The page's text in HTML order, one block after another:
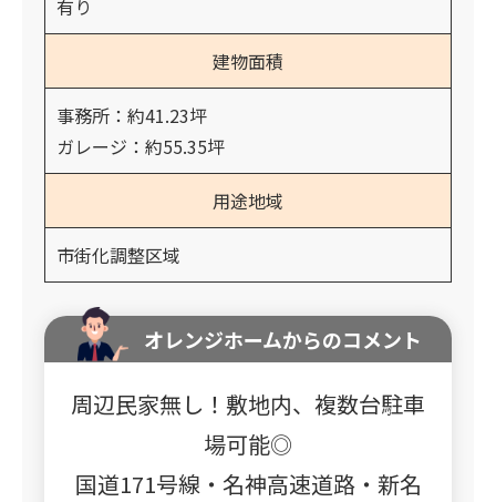
有り
建物面積
事務所：約41.23坪
ガレージ：約55.35坪
用途地域
市街化調整区域
オレンジホームからのコメント
周辺民家無し！敷地内、複数台駐車
場可能◎
国道171号線・名神高速道路・新名